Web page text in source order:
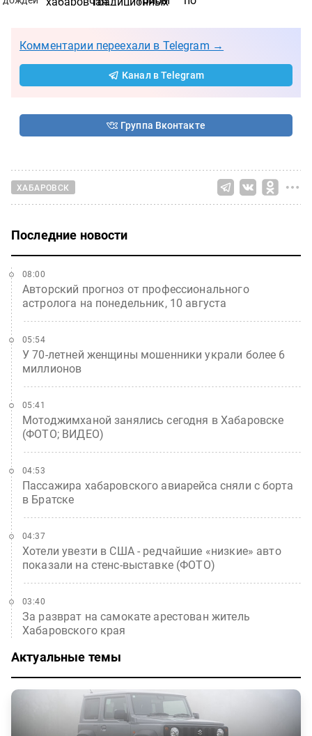
Комментарии переехали в Telegram →
Канал в Telegram
Группа Вконтакте
ХАБАРОВСК
Последние новости
Авторский прогноз от профессионального
астролога на понедельник, 10 августа
08:00
У 70-летней женщины мошенники украли более 6
миллионов
05:54
Мотоджимханой занялись сегодня в Хабаровске
(ФОТО; ВИДЕО)
05:41
Пассажира хабаровского авиарейса сняли с борта
в Братске
04:53
Хотели увезти в США - редчайшие «низкие» авто
показали на стенс-выставке (ФОТО)
04:37
За разврат на самокате арестован житель
Хабаровского края
03:40
Актуальные темы